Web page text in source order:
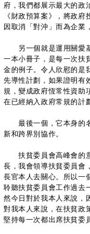
府，我們都展示最大的政
《財政預算案》，將政
因取消「對沖」而為企業
另一個就是運用關愛基
一本小冊子，是每一次扶
金的例子。令人欣慰的是
先導性計劃，如果證明有
規，變成政府恆常性資助
在已經納入政府常規的計
最後一個，它本身的名
新和跨界別協作。
扶貧委員會高峰會的意
長，我會領導扶貧委員會
長官本人去關心。所以一
聆聽扶貧委員會工作過去
然今日對於我本人來說，
對我本人來說，在扶貧政
堅持每一次都出席扶貧委